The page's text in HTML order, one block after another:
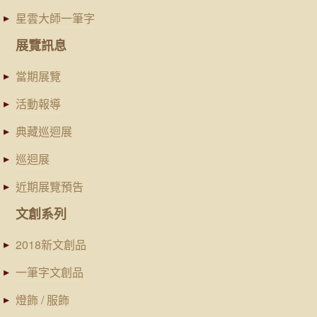
星雲大師一筆字
展覽訊息
當期展覽
活動報導
典藏巡迴展
巡迴展
近期展覽預告
文創系列
2018新文創品
一筆字文創品
燈飾 / 服飾